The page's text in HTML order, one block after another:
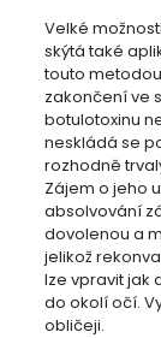
Velké
skýtá také
touto
zakončení ve
botulotoxinu
neskládá se
rozhodně
Zájem o jeho
absolvování
dovolenou a
jelikož
lze vpravit jak
do okolí očí.
obličeji.